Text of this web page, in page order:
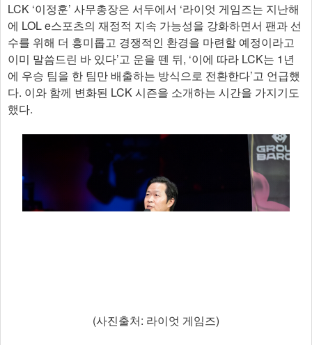
LCK ‘이정훈’ 사무총장은 서두에서 ‘라이엇 게임즈는 지난해
에 LOL e스포츠의 재정적 지속 가능성을 강화하면서 팬과 선
수를 위해 더 흥미롭고 경쟁적인 환경을 마련할 예정이라고
이미 말씀드린 바 있다’고 운을 뗀 뒤, ‘이에 따라 LCK는 1년
에 우승 팀을 한 팀만 배출하는 방식으로 전환한다’고 언급했
다. 이와 함께 변화된 LCK 시즌을 소개하는 시간을 가지기도
했다.
(사진출처: 라이엇 게임즈)